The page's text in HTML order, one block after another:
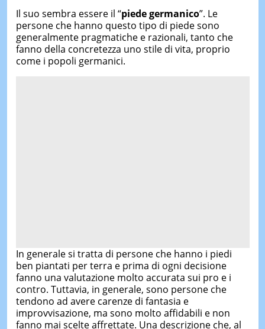
Il suo sembra essere il “piede germanico”. Le
persone che hanno questo tipo di piede sono
generalmente pragmatiche e razionali, tanto che
fanno della concretezza uno stile di vita, proprio
come i popoli germanici.
In generale si tratta di persone che hanno i piedi
ben piantati per terra e prima di ogni decisione
fanno una valutazione molto accurata sui pro e i
contro. Tuttavia, in generale, sono persone che
tendono ad avere carenze di fantasia e
improvvisazione, ma sono molto affidabili e non
fanno mai scelte affrettate. Una descrizione che, al